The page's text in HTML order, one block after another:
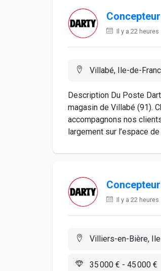
Il y a 22 heures
Villabé, Ile-de-
Description Du Poste
magasin de Villabé (91).
accompagnons nos
largement sur l’espace
Il y a 22 heures
Villiers-en-Bière,
35 000 € - 45 000 €